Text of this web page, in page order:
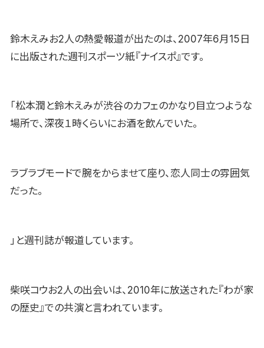
鈴木えみお2人の熱愛報道が出たのは、2007年6月15日
に出版された週刊スポーツ紙『ナイスポ』です。
「松本潤と鈴木えみが渋谷のカフェのかなり目立つような
場所で、深夜１時くらいにお酒を飲んでいた。
ラブラブモードで腕をからませて座り、恋人同士の雰囲気
だった。
」と週刊誌が報道しています。
柴咲コウお2人の出会いは、2010年に放送された『わが家
の歴史』での共演と言われています。